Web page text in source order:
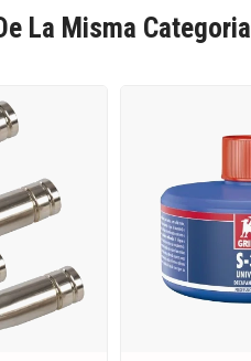
La Misma Categoria